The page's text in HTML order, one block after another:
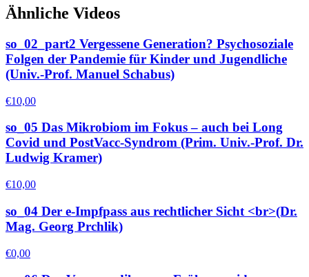
Ähnliche Videos
so_02_part2 Vergessene Generation? Psychosoziale
Folgen der Pandemie für Kinder und Jugendliche
(Univ.-Prof. Manuel Schabus)
€10,00
so_05 Das Mikrobiom im Fokus – auch bei Long
Covid und PostVacc-Syndrom (Prim. Univ.-Prof. Dr.
Ludwig Kramer)
€10,00
so_04 Der e-Impfpass aus rechtlicher Sicht <br>(Dr.
Mag. Georg Prchlik)
€0,00